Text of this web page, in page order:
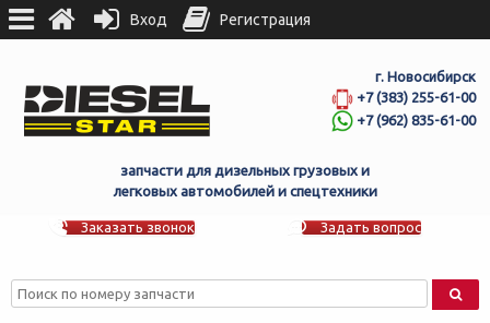
г. Новосибирск
+7 (383) 255-61-00
+7 (962) 835-61-00
запчасти для дизельных грузовых и
легковых автомобилей и спецтехники
Заказать звонок Задать вопрос
Вход Регистрация